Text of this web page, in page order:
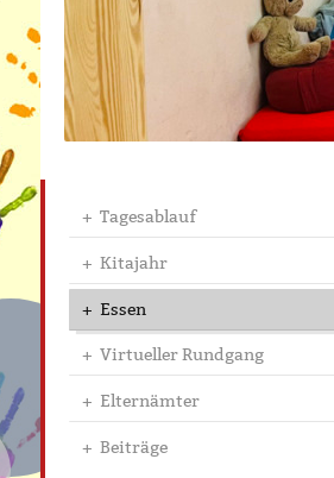
Tagesablauf
Kitajahr
Essen
Virtueller Rundgang
Elternämter
Beiträge